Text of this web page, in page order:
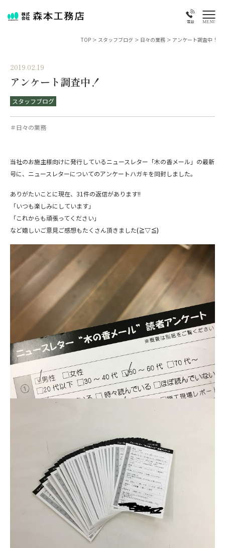
電話 MENU
TOP > スタッフブログ > 日々の業務 > アンケート調査中！
2019.02.19
アンケート調査中！
スタッフブログ
＃日々の業務
当社のお施主様向けに発行しているニュースレター「木の香メール」の最新
号に、ニュースレターについてのアンケートハガキを同封しました。
ありがたいことに現在、31件の返信があります!!
「いつも楽しみにしています」
「これからも頑張ってください」
など嬉しいご意見ご感想もたくさん頂きました(≧▽≦)